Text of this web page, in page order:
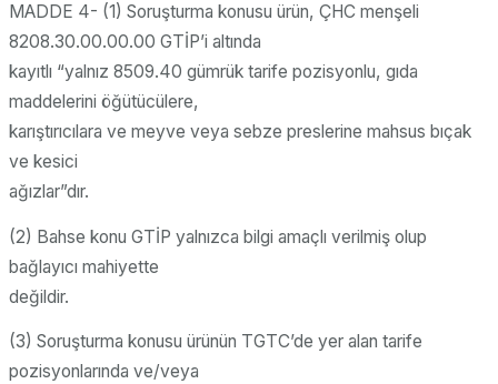
MADDE 4- (1) Soruşturma konusu ürün, ÇHC menşeli
8208.30.00.00.00 GTİP’i altında
kayıtlı “yalnız 8509.40 gümrük tarife pozisyonlu, gıda
maddelerini öğütücülere,
karıştırıcılara ve meyve veya sebze preslerine mahsus bıçak
ve kesici
ağızlar”dır.
(2) Bahse konu GTİP yalnızca bilgi amaçlı verilmiş olup
bağlayıcı mahiyette
değildir.
(3) Soruşturma konusu ürünün TGTC’de yer alan tarife
pozisyonlarında ve/veya